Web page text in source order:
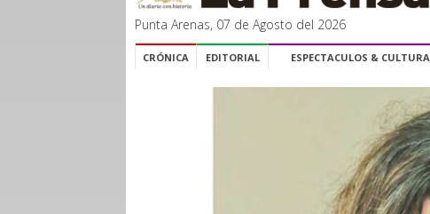
Punta Arenas, 07 de Agosto del 2026
CRÓNICA EDITORIAL ESPECTACULOS & CULTURA